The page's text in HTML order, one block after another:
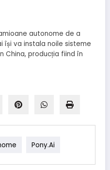
autonome de a
își va instala noile sisteme
China, producția fiind în
Pony.ai